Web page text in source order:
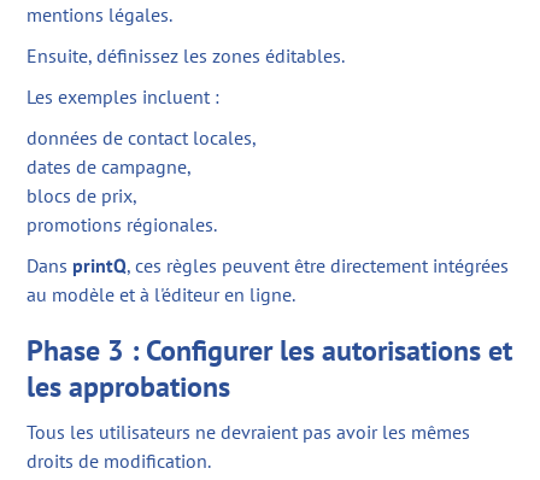
mentions légales.
Ensuite, définissez les zones éditables.
Les exemples incluent :
données de contact locales,
dates de campagne,
blocs de prix,
promotions régionales.
Dans printQ, ces règles peuvent être directement intégrées
au modèle et à l'éditeur en ligne.
Phase 3 : Configurer les autorisations et
les approbations
Tous les utilisateurs ne devraient pas avoir les mêmes
droits de modification.